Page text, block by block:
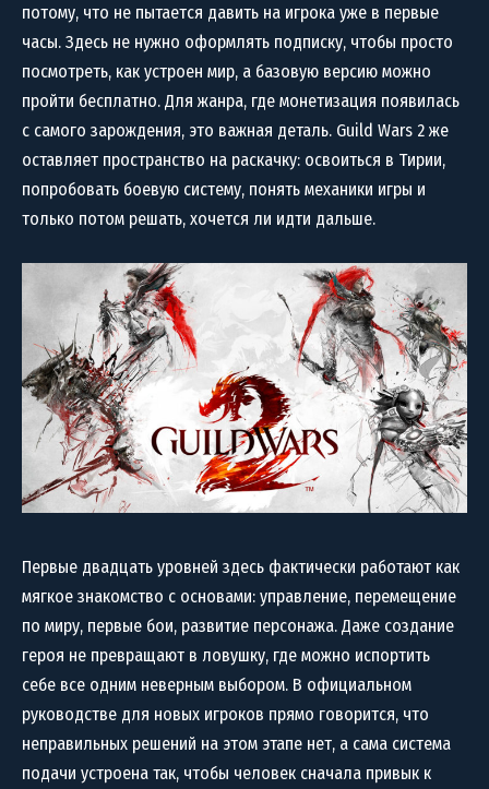
потому, что не пытается давить на игрока уже в первые
часы. Здесь не нужно оформлять подписку, чтобы просто
посмотреть, как устроен мир, а базовую версию можно
пройти бесплатно. Для жанра, где монетизация появилась
с самого зарождения, это важная деталь. Guild Wars 2 же
оставляет пространство на раскачку: освоиться в Тирии,
попробовать боевую систему, понять механики игры и
только потом решать, хочется ли идти дальше.
Первые двадцать уровней здесь фактически работают как
мягкое знакомство с основами: управление, перемещение
по миру, первые бои, развитие персонажа. Даже создание
героя не превращают в ловушку, где можно испортить
себе все одним неверным выбором. В официальном
руководстве для новых игроков прямо говорится, что
неправильных решений на этом этапе нет, а сама система
подачи устроена так, чтобы человек сначала привык к